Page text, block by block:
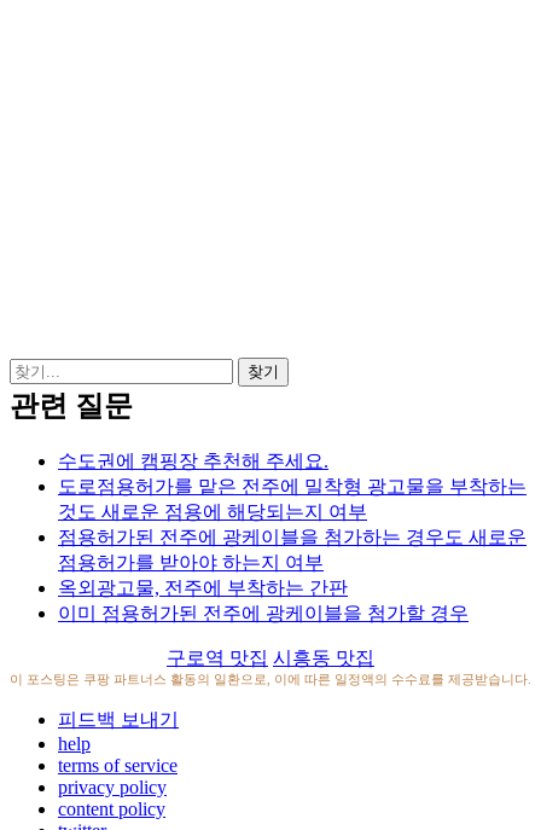
관련 질문
수도권에 캠핑장 추천해 주세요.
도로점용허가를 맡은 전주에 밀착형 광고물을 부착하는
것도 새로운 점용에 해당되는지 여부
점용허가된 전주에 광케이블을 첨가하는 경우도 새로운
점용허가를 받아야 하는지 여부
옥외광고물, 전주에 부착하는 간판
이미 점용허가된 전주에 광케이블을 첨가할 경우
구로역 맛집 시흥동 맛집
이 포스팅은 쿠팡 파트너스 활동의 일환으로, 이에 따른 일정액의 수수료를 제공받습니다.
피드백 보내기
help
terms of service
privacy policy
content policy